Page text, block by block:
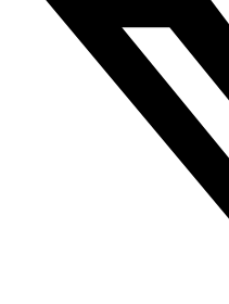
La encuesta revela que la
(53%) cree que la
importante que la
Este cambio de
democracia en sí, y
de la violencia en la
democracia y las
Las organizaciones del